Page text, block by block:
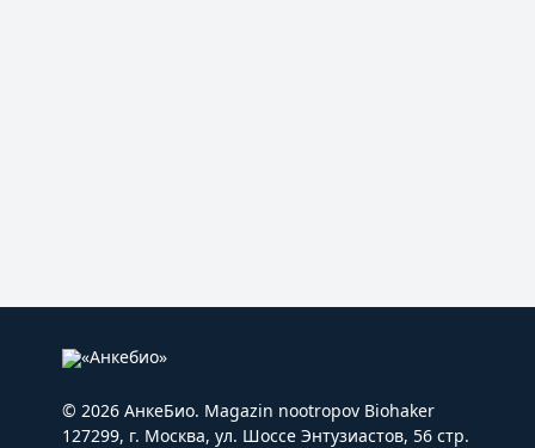
© 2026 АнкеБио. Magazin nootropov Biohaker
127299, г. Москва, ул. Шоссе Энтузиастов, 56 стр.